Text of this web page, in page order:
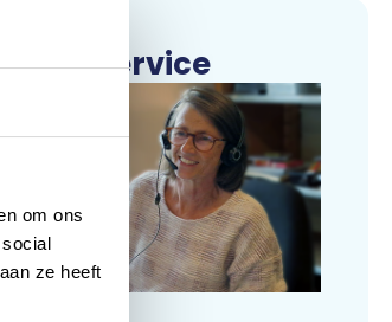
om ons
ze heeft